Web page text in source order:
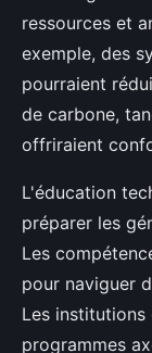
ressources et
exemple, des
pourraient
de carbone,
offriraient
L'éducation
préparer les
Les
pour naviguer
Les
programmes